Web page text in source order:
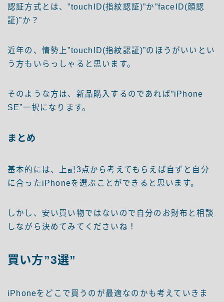
認証方式とは、”touchID(指紋認証)”か”faceID(顔認
証)”か？
近年の、情勢上”touchID(指紋認証)”のほうがいいとい
う方もいらっしゃると思います。
そのような方は、新品購入するのであれば”iPhone
SE”一択になります。
まとめ
基本的には、上記3点から考えてもらえば自ずと自分
に合ったiPhoneを選ぶことができると思います。
しかし、安い買い物ではないので自分のお財布と相談
しながら決めてみてくださいね！
買い方”3選”
iPhoneをどこで買うのが最適なのかも考えていきま